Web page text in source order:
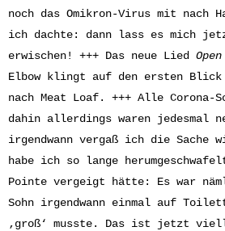
noch das Omikron-Virus mit nach
ich dachte: dann lass es mich
erwischen! +++ Das neue Lied
Elbow klingt auf den ersten Blick
nach Meat Loaf. +++ Alle
dahin allerdings waren jedesmal
irgendwann vergaß ich die Sache
habe ich so lange
Pointe vergeigt hätte: Es war
Sohn irgendwann einmal auf
‚groß‘ musste. Das ist jetzt